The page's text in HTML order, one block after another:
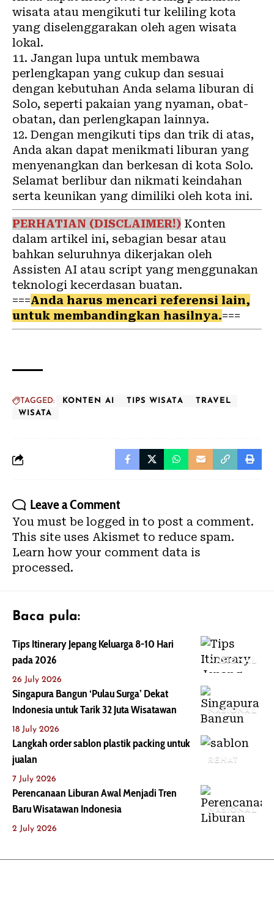
wisata atau mengikuti tur keliling kota
yang diselenggarakan oleh agen wisata
lokal.
11. Jangan lupa untuk membawa
perlengkapan yang cukup dan sesuai
dengan kebutuhan Anda selama liburan di
Solo, seperti pakaian yang nyaman, obat-
obatan, dan perlengkapan lainnya.
12. Dengan mengikuti tips dan trik di atas,
Anda akan dapat menikmati liburan yang
menyenangkan dan berkesan di kota Solo.
Selamat berlibur dan nikmati keindahan
serta keunikan yang dimiliki oleh kota ini.
PERHATIAN (DISCLAIMER!) Konten
dalam artikel ini, sebagian besar atau
bahkan seluruhnya dikerjakan oleh
Assisten AI atau script yang menggunakan
teknologi kecerdasan buatan.
===Anda harus mencari referensi lain,
untuk membandingkan hasilnya.===
TAGGED: KONTEN AI TIPS WISATA
TRAVEL
WISATA
Leave a Comment
You must be logged in to post a comment.
This site uses Akismet to reduce spam.
Learn how your comment data is
processed.
Baca pula:
NASIONAL
Tips Itinerary Jepang Keluarga 8-10 Hari
pada 2026
26 July 2026
NASIONAL
Singapura Bangun ‘Pulau Surga’ Dekat
Indonesia untuk Tarik 32 Juta Wisatawan
18 July 2026
REHAT
Langkah order sablon plastik packing untuk
jualan
7 July 2026
NASIONAL
Perencanaan Liburan Awal Menjadi Tren
Baru Wisatawan Indonesia
2 July 2026